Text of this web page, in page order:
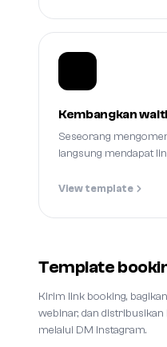
Kembangkan
Seseorang
langsung mendapat
View template
Template
Kirim link booking,
webinar, dan
melalui DM Instagram.